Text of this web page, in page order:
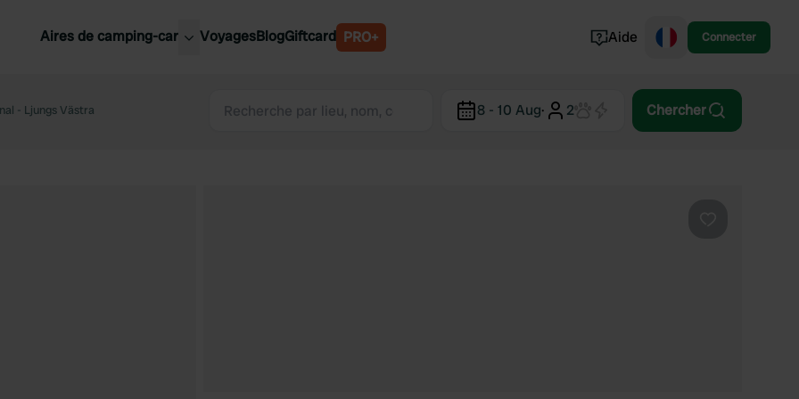
Aires de camping-car
Slovénie
VoyagesBlogGiftcard PRO+ Aide Connecter
- Ljungs Västra 8 - 10 Aug· 2 Chercher